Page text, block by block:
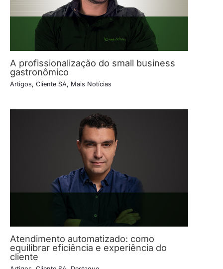
A profissionalização do small business
gastronômico
Artigos, Cliente SA, Mais Notícias
Atendimento automatizado: como
equilibrar eficiência e experiência do
cliente